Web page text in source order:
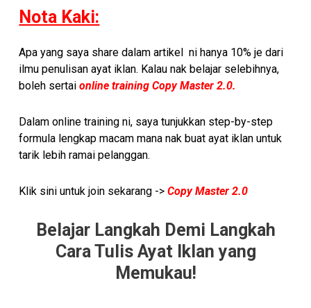
Nota Kaki:
Apa yang saya share dalam artikel ni hanya 10% je dari
ilmu penulisan ayat iklan. Kalau nak belajar selebihnya,
boleh sertaionline training Copy Master 2.0.
Dalam online training ni, saya tunjukkan step-by-step
formula lengkap macam mana nak buat ayat iklan untuk
tarik lebih ramai pelanggan.
Klik sini untuk join sekarang ->Copy Master 2.0
Belajar Langkah Demi Langkah
Cara Tulis Ayat Iklan yang
Memukau!